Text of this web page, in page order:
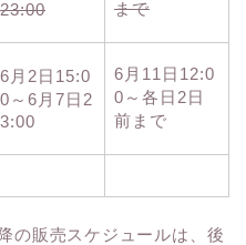
23:00 まで
6月2日15:0
0～6月7日2
3:00
6月11日12:0
0～各日2日
前まで
の販売スケジュールは、後